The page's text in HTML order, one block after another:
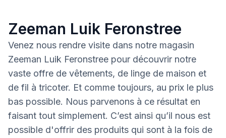
Zeeman Luik Feronstree
Venez nous rendre visite dans notre magasin
Zeeman Luik Feronstree pour découvrir notre
vaste offre de vêtements, de linge de maison et
de fil à tricoter. Et comme toujours, au prix le plus
bas possible. Nous parvenons à ce résultat en
faisant tout simplement. C’est ainsi qu’il nous est
possible d'offrir des produits qui sont à la fois de